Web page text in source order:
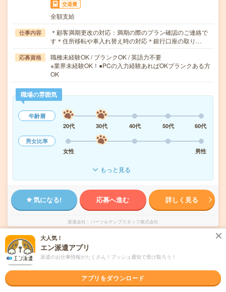
交通費
全額支給
仕事内容
＊顧客満期更改の対応：満期の際のプラン確認のご連絡で
す＊住所移転や車入れ替え時の対応＊銀行口座の取り…
応募資格
職種未経験OK / ブランクOK / 英語力不要
※業界未経験OK！●PCの入力経験あればOKブランクある方
OK
職場の雰囲気
年齢層
20代
30代 40代 50代
60代
男女比率
女性
男性
もっと見る
気になる! 応募へ進む 詳しく見る
派遣会社 パーソルテンプスタッフ株式会社
未読 掲載日 2026/08/06
【10月】高時給2000円！損保での見積・計上
経験をお持ちの方
大人気！
エン派遣アプリ
派遣のお仕事情報がたくさん！プッシュ通知で受け取ろう！
アプリをダウンロード